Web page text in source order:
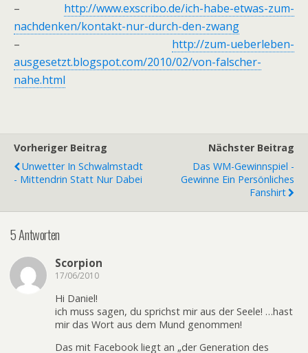
– http://www.exscribo.de/ich-habe-etwas-zum-
nachdenken/kontakt-nur-durch-den-zwang
– http://zum-ueberleben-
ausgesetzt.blogspot.com/2010/02/von-falscher-
nahe.html
Vorheriger Beitrag
Unwetter In Schwalmstadt
- Mittendrin Statt Nur Dabei
Nächster Beitrag
Das WM-Gewinnspiel -
Gewinne Ein Persönliches
Fanshirt
5 Antworten
Scorpion
17/06/2010
Hi Daniel!
ich muss sagen, du sprichst mir aus der Seele! …hast
mir das Wort aus dem Mund genommen!
Das mit Facebook liegt an „der Generation des